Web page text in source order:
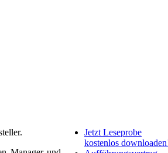
Jetzt Leseprobe
kostenlos